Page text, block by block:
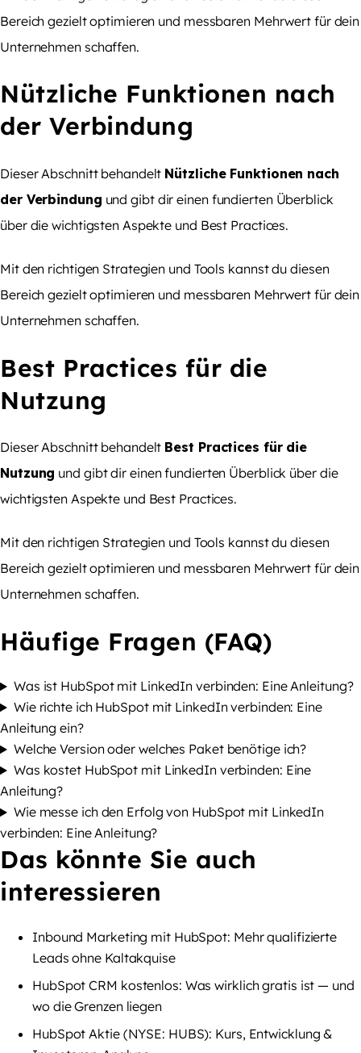
Bereich gezielt optimieren und messbaren Mehrwert für dein
Unternehmen schaffen.
Nützliche Funktionen nach
der Verbindung
Dieser Abschnitt behandelt Nützliche Funktionen nach
der Verbindung und gibt dir einen fundierten Überblick
über die wichtigsten Aspekte und Best Practices.
Mit den richtigen Strategien und Tools kannst du diesen
Bereich gezielt optimieren und messbaren Mehrwert für dein
Unternehmen schaffen.
Best Practices für die
Nutzung
Dieser Abschnitt behandelt Best Practices für die
Nutzung und gibt dir einen fundierten Überblick über die
wichtigsten Aspekte und Best Practices.
Mit den richtigen Strategien und Tools kannst du diesen
Bereich gezielt optimieren und messbaren Mehrwert für dein
Unternehmen schaffen.
Häufige Fragen (FAQ)
Was ist HubSpot mit LinkedIn verbinden: Eine Anleitung?
Wie richte ich HubSpot mit LinkedIn verbinden: Eine
Anleitung ein?
Welche Version oder welches Paket benötige ich?
Was kostet HubSpot mit LinkedIn verbinden: Eine
Anleitung?
Wie messe ich den Erfolg von HubSpot mit LinkedIn
verbinden: Eine Anleitung?
Das könnte Sie auch
interessieren
Inbound Marketing mit HubSpot: Mehr qualifizierte
Leads ohne Kaltakquise
HubSpot CRM kostenlos: Was wirklich gratis ist — und
wo die Grenzen liegen
HubSpot Aktie (NYSE: HUBS): Kurs, Entwicklung &